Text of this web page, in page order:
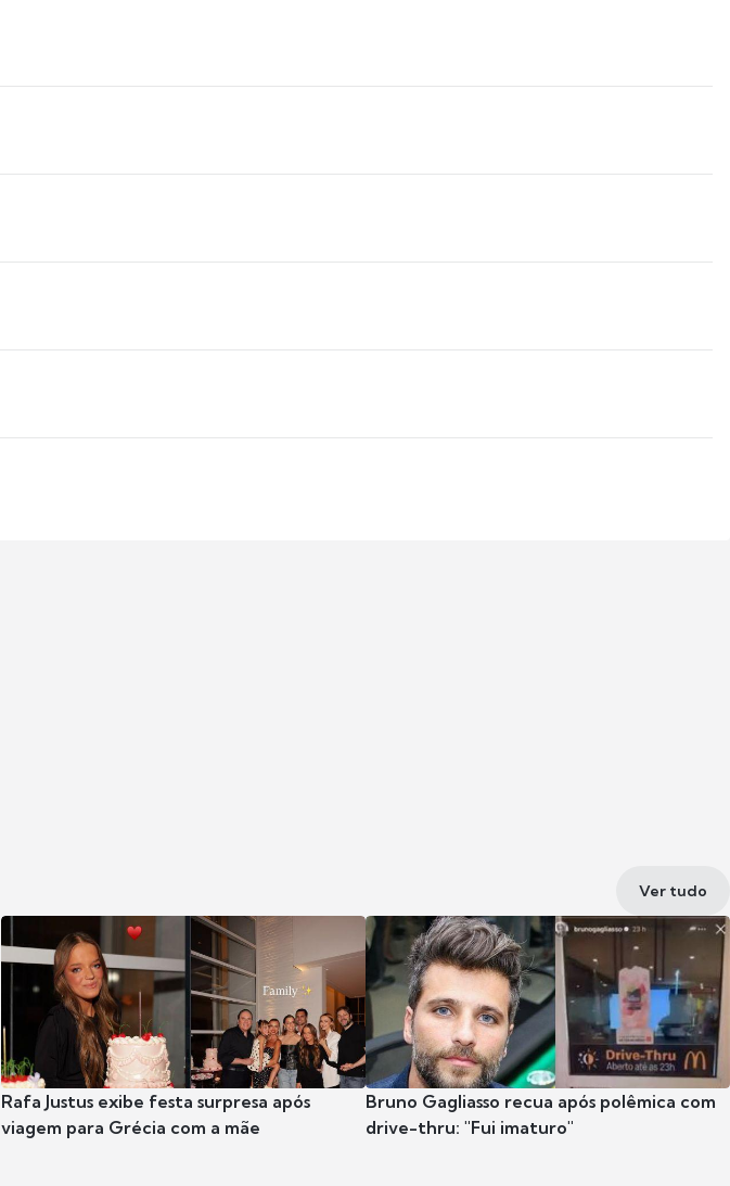
Ver tudo
Rafa Justus exibe festa surpresa após
viagem para Grécia com a mãe
Bruno Gagliasso recua após polêmica com
drive-thru: "Fui imaturo"